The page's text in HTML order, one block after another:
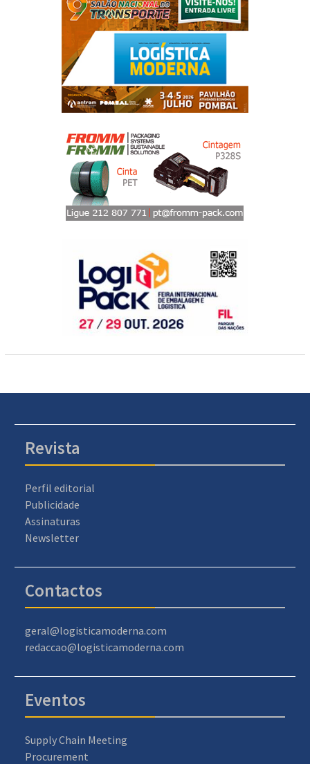
Revista
Perfil editorial
Publicidade
Assinaturas
Newsletter
Contactos
geral@logisticamoderna.com
redaccao@logisticamoderna.com
Eventos
Supply Chain Meeting
Procurement